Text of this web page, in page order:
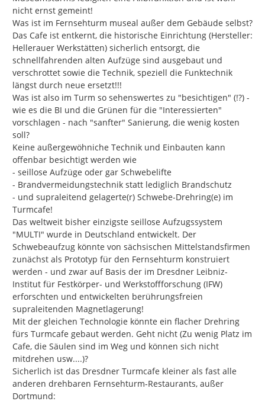
nicht ernst gemeint!
Was ist im Fernsehturm museal außer dem Gebäude selbst?
Das Cafe ist entkernt, die historische Einrichtung (Hersteller:
Hellerauer Werkstätten) sicherlich entsorgt, die
schnellfahrenden alten Aufzüge sind ausgebaut und
verschrottet sowie die Technik, speziell die Funktechnik
längst durch neue ersetzt!!!
Was ist also im Turm so sehenswertes zu "besichtigen" (!?) -
wie es die BI und die Grünen für die "Interessierten"
vorschlagen - nach "sanfter" Sanierung, die wenig kosten
soll?
Keine außergewöhniche Technik und Einbauten kann
offenbar besichtigt werden wie
- seillose Aufzüge oder gar Schwebelifte
- Brandvermeidungstechnik statt lediglich Brandschutz
- und supraleitend gelagerte(r) Schwebe-Drehring(e) im
Turmcafe!
Das weltweit bisher einzigste seillose Aufzugssystem
"MULTI" wurde in Deutschland entwickelt. Der
Schwebeaufzug könnte von sächsischen Mittelstandsfirmen
zunächst als Prototyp für den Fernsehturm konstruiert
werden - und zwar auf Basis der im Dresdner Leibniz-
Institut für Festkörper- und Werkstoffforschung (IFW)
erforschten und entwickelten berührungsfreien
supraleitenden Magnetlagerung!
Mit der gleichen Technologie könnte ein flacher Drehring
fürs Turmcafe gebaut werden. Geht nicht (Zu wenig Platz im
Cafe, die Säulen sind im Weg und können sich nicht
mitdrehen usw....)?
Sicherlich ist das Dresdner Turmcafe kleiner als fast alle
anderen drehbaren Fernsehturm-Restaurants, außer
Dortmund: